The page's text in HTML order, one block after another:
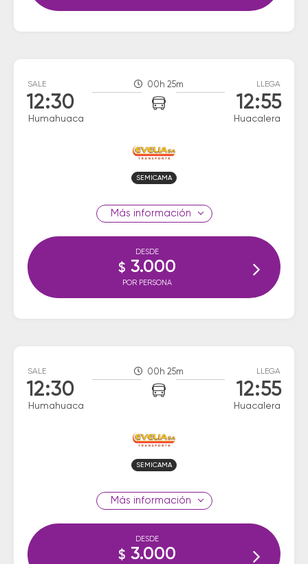
SALE
12:30
Humahuaca
00h 25m LLEGA
12:55
Huacalera
SEMICAMA
información
DESDE
$ 3.000
POR PERSONA
SALE
12:30
Humahuaca
00h 25m LLEGA
12:55
Huacalera
SEMICAMA
información
DESDE
$ 3.000